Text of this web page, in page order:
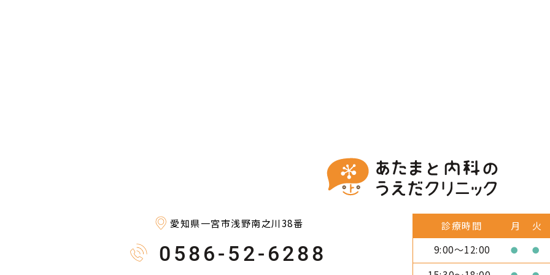
愛知県一宮市浅野南之川38番
0586-52-6288
診療時間 月 火
9:00～12:00
● ●